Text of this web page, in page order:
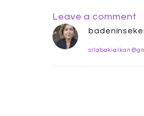
Leave a comment